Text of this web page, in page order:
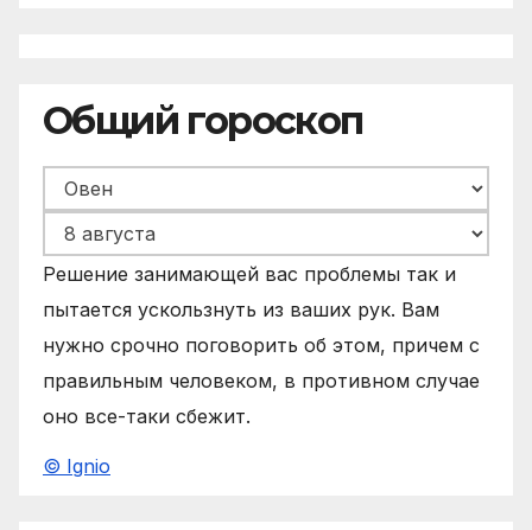
Общий гороскоп
Решение занимающей вас проблемы так и
пытается ускользнуть из ваших рук. Вам
нужно срочно поговорить об этом, причем с
правильным человеком, в противном случае
оно все-таки сбежит.
© Ignio